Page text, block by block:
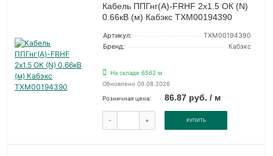
Кабель ППГнг(А)-FRHF 2х1.5 ОК (N)
0.66кВ (м) Кабэкс ТХМ00194390
Артикул:
ТХМ00194390
Бренд:
Кабэкс
На складе 6562 м
Обновлено 09.08.2026
Розничная цена: 86.87 руб. / м
- + КУПИТЬ